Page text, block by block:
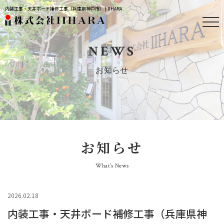
内装工事・天井ボード補修工事（兵庫県神戸市） | IIHARA
NEWS
お知らせ
お知らせ
What’s News
2026.02.18
内装工事・天井ボード補修工事（兵庫県神